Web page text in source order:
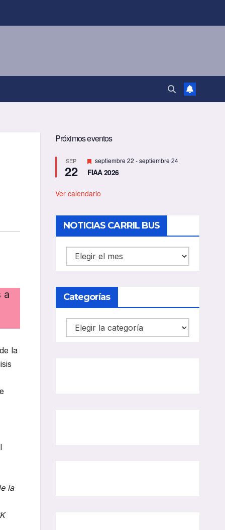
a
la
la
Próximos eventos
SEP
22
D
e
s
a
d
o
septiembre 22 -septiembre 24
FIAA 2026
Ver calendario
NOTICIAS CARRIL BUS
NOTICIAS
CARRIL
Categorías
Categorías